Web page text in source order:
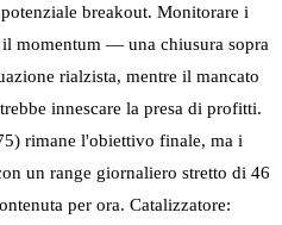
breakout. Monitorare i
il momentum — una chiusura sopra
rialzista, mentre il mancato
innescare la presa di profitti.
rimane l'obiettivo finale, ma i
un range giornaliero stretto di 46
per ora. Catalizzatore: